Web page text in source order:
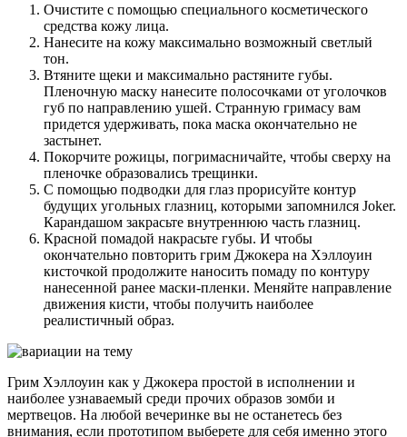
Очистите с помощью специального косметического
средства кожу лица.
Нанесите на кожу максимально возможный светлый
тон.
Втяните щеки и максимально растяните губы.
Пленочную маску нанесите полосочками от уголочков
губ по направлению ушей. Странную гримасу вам
придется удерживать, пока маска окончательно не
застынет.
Покорчите рожицы, погримасничайте, чтобы сверху на
пленочке образовались трещинки.
С помощью подводки для глаз прорисуйте контур
будущих угольных глазниц, которыми запомнился Joker.
Карандашом закрасьте внутреннюю часть глазниц.
Красной помадой накрасьте губы. И чтобы
окончательно повторить грим Джокера на Хэллоуин
кисточкой продолжите наносить помаду по контуру
нанесенной ранее маски-пленки. Меняйте направление
движения кисти, чтобы получить наиболее
реалистичный образ.
Грим Хэллоуин как у Джокера простой в исполнении и
наиболее узнаваемый среди прочих образов зомби и
мертвецов. На любой вечеринке вы не останетесь без
внимания, если прототипом выберете для себя именно этого